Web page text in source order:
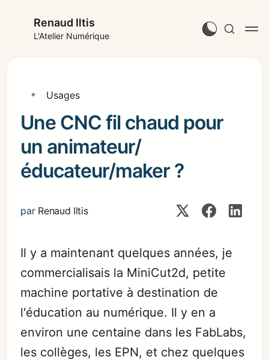
Renaud Iltis
L'Atelier Numérique
Usages
Une CNC fil chaud pour
un animateur/
éducateur/maker ?
par Renaud Iltis
Il y a maintenant quelques années, je
commercialisais la MiniCut2d, petite
machine portative à destination de
l'éducation au numérique. Il y en a
environ une centaine dans les FabLabs,
les collèges, les EPN, et chez quelques